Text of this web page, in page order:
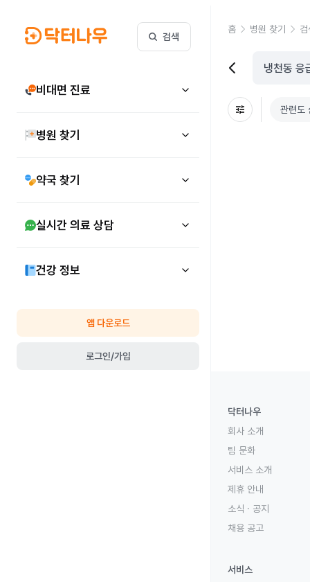
검색
비대면 진료
병원 찾기
약국 찾기
실시간 의료 상담
건강 정보
앱 다운로드
로그인/가입
홈 병원 찾기
관련도
닥터나우
회사 소개
팀 문화
서비스 소개
제휴 안내
소식 · 공지
채용 공고
서비스